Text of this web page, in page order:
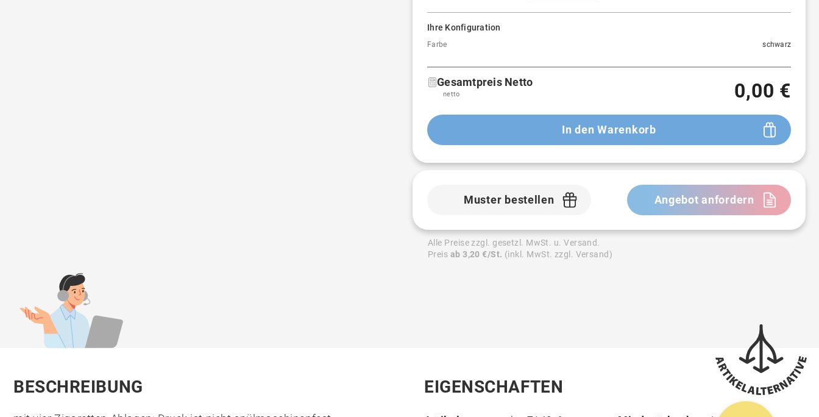
50 St. 2,69 € -
250 St. 2,69 €
300 St. 2,69 € -
1.000 St. 2,69 € -
2.500 St. 2,69 € -
3.000 St.
Ihre Konfiguration
Farbe schwarz
Gesamtpreis Netto
netto 0,00 €
In den Warenkorb
Muster bestellen Angebot anfordern
Alle Preise zzgl. gesetzl. MwSt. u. Versand.
Preis ab 3,20 €/St. (inkl. MwSt. zzgl. Versand)
BESCHREIBUNG EIGENSCHAFTEN